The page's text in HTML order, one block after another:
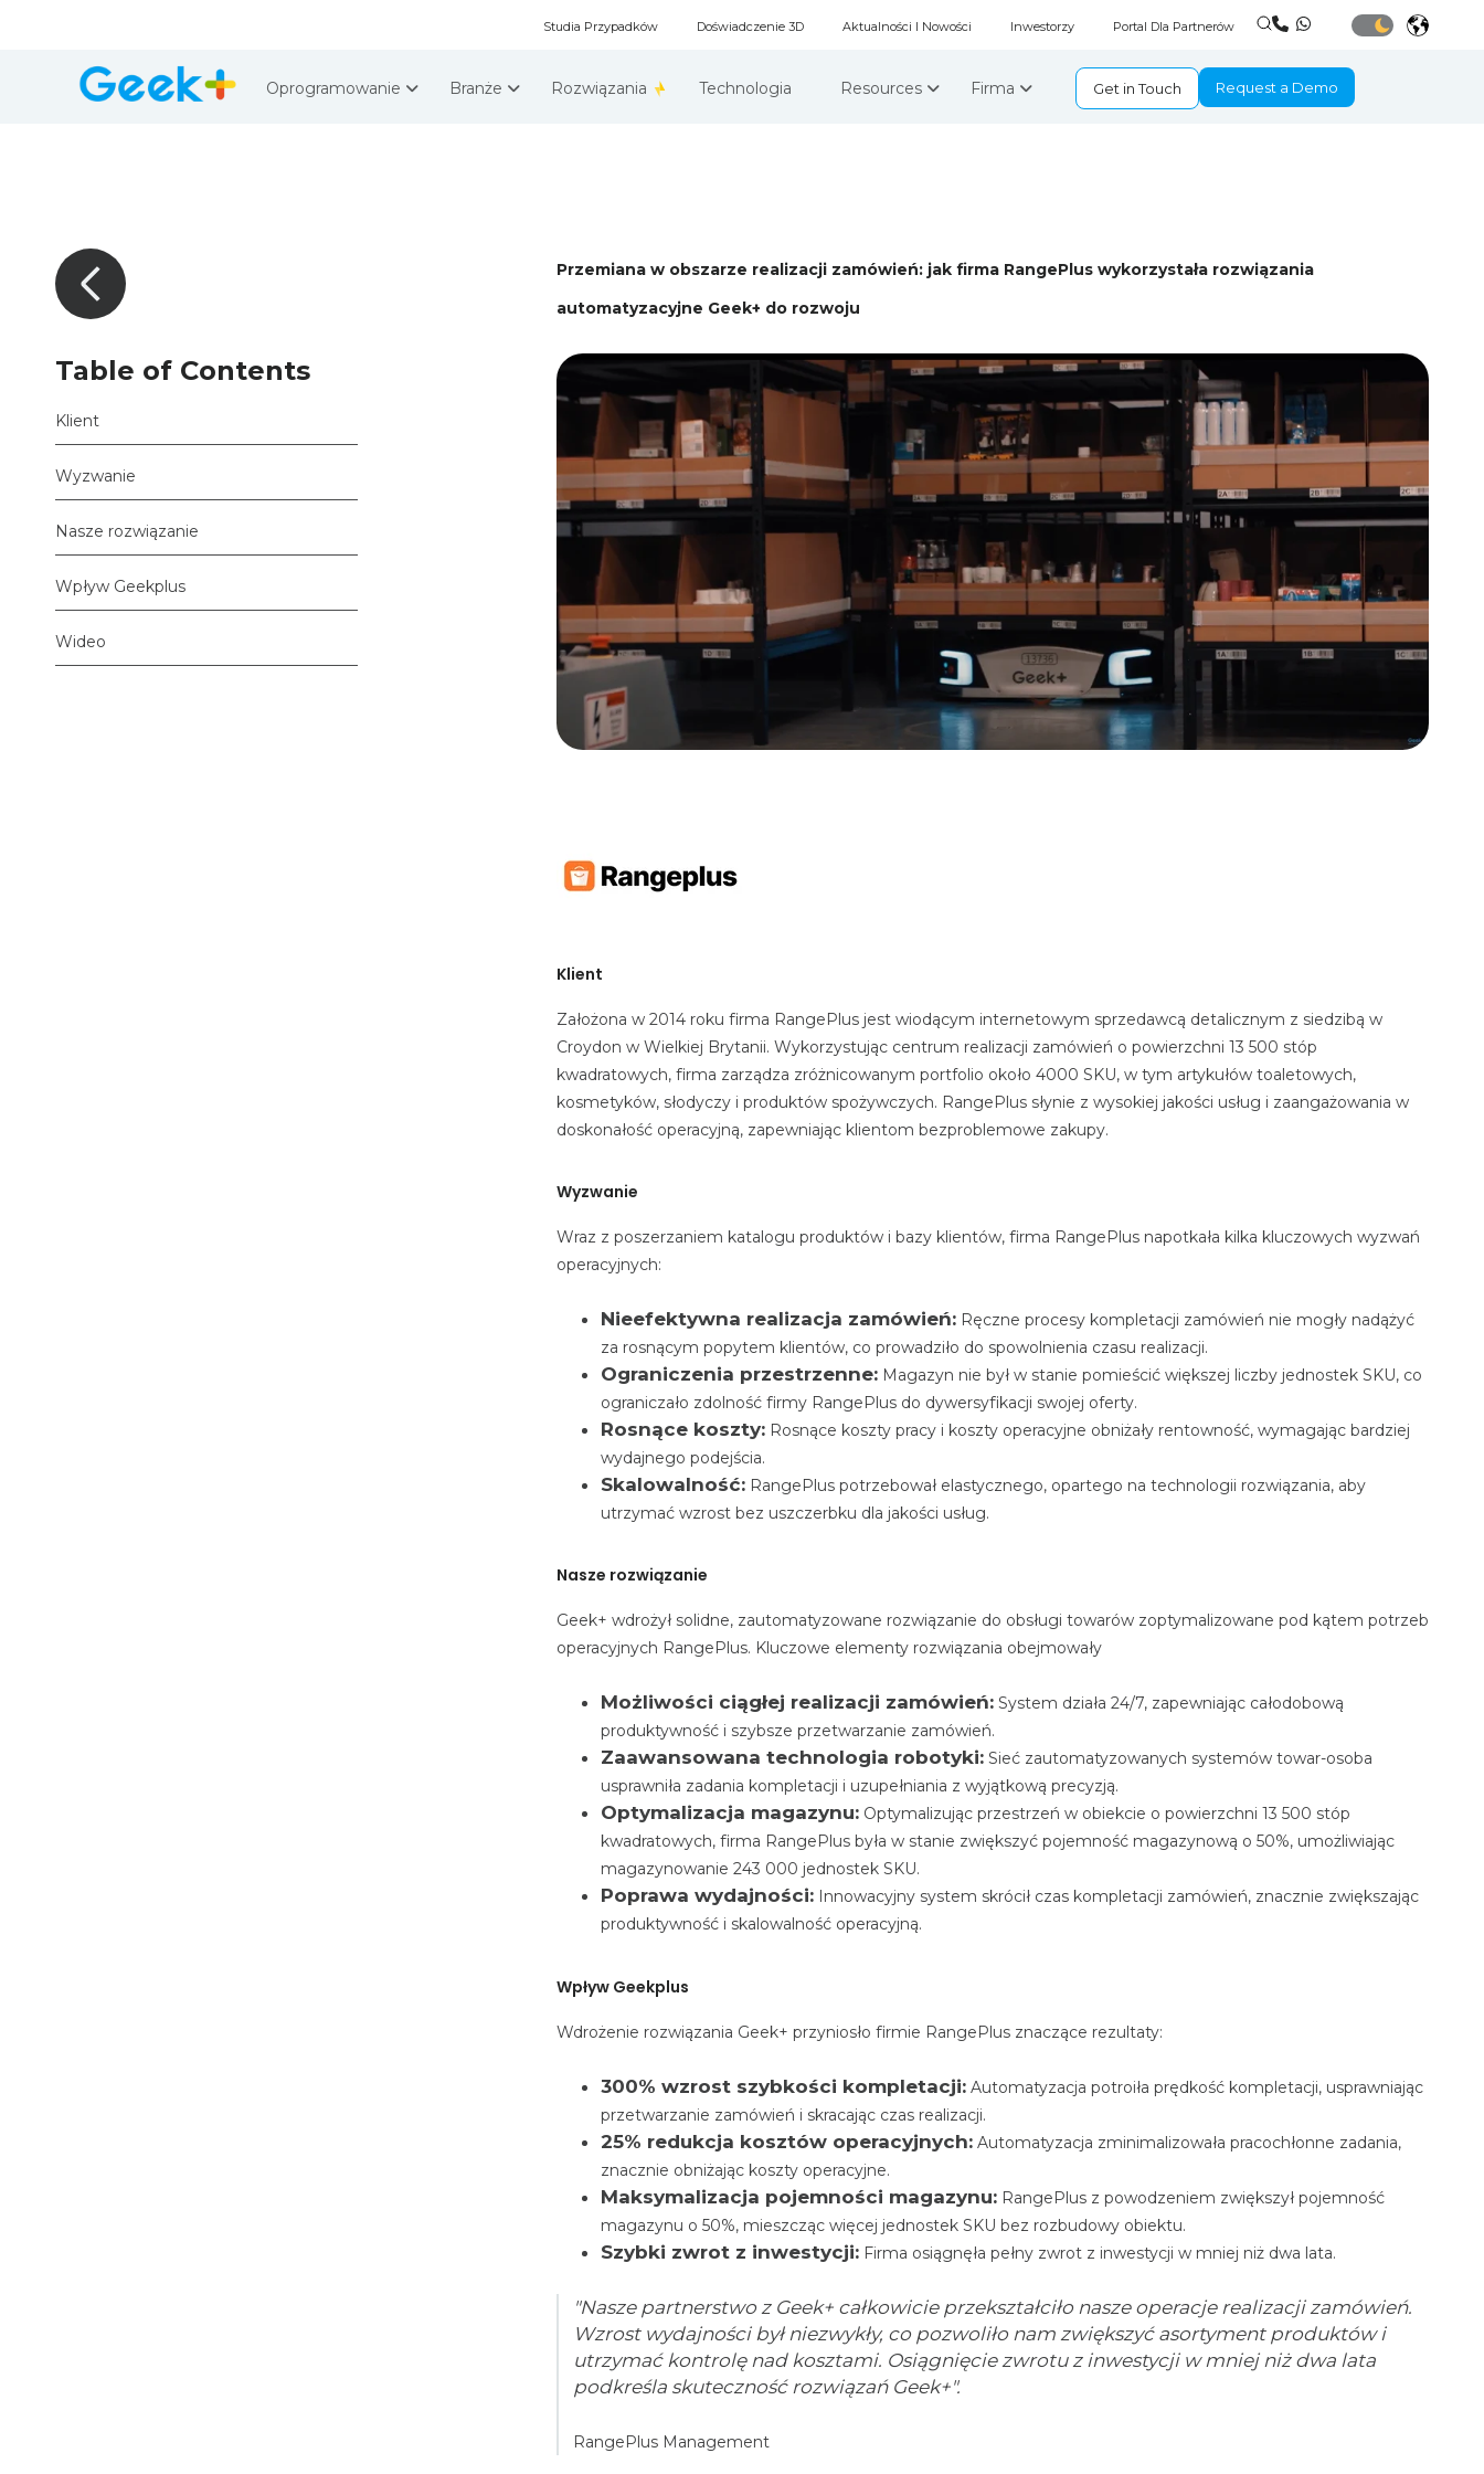
Studia Przypadków Doświadczenie 3D Aktualności I Nowości Inwestorzy Portal Dla Partnerów
Oprogramowanie Branże Rozwiązania Technologia Resources Firma Get in Touch Request a Demo
Table of Contents
Klient
Wyzwanie
Nasze rozwiązanie
Wpływ Geekplus
Wideo
Przemiana w obszarze realizacji zamówień: jak firma RangePlus wykorzystała rozwiązania
automatyzacyjne Geek+ do rozwoju
Klient
Założona w 2014 roku firma RangePlus jest wiodącym internetowym sprzedawcą detalicznym z siedzibą w
Croydon w Wielkiej Brytanii. Wykorzystując centrum realizacji zamówień o powierzchni 13 500 stóp
kwadratowych, firma zarządza zróżnicowanym portfolio około 4000 SKU, w tym artykułów toaletowych,
kosmetyków, słodyczy i produktów spożywczych. RangePlus słynie z wysokiej jakości usług i zaangażowania w
doskonałość operacyjną, zapewniając klientom bezproblemowe zakupy.
Wyzwanie
Wraz z poszerzaniem katalogu produktów i bazy klientów, firma RangePlus napotkała kilka kluczowych wyzwań
operacyjnych:
Nieefektywna realizacja zamówień: Ręczne procesy kompletacji zamówień nie mogły nadążyć
za rosnącym popytem klientów, co prowadziło do spowolnienia czasu realizacji.
Ograniczenia przestrzenne: Magazyn nie był w stanie pomieścić większej liczby jednostek SKU, co
ograniczało zdolność firmy RangePlus do dywersyfikacji swojej oferty.
Rosnące koszty: Rosnące koszty pracy i koszty operacyjne obniżały rentowność, wymagając bardziej
wydajnego podejścia.
Skalowalność: RangePlus potrzebował elastycznego, opartego na technologii rozwiązania, aby
utrzymać wzrost bez uszczerbku dla jakości usług.
Nasze rozwiązanie
Geek+ wdrożył solidne, zautomatyzowane rozwiązanie do obsługi towarów zoptymalizowane pod kątem potrzeb
operacyjnych RangePlus. Kluczowe elementy rozwiązania obejmowały
Możliwości ciągłej realizacji zamówień: System działa 24/7, zapewniając całodobową
produktywność i szybsze przetwarzanie zamówień.
Zaawansowana technologia robotyki: Sieć zautomatyzowanych systemów towar-osoba
usprawniła zadania kompletacji i uzupełniania z wyjątkową precyzją.
Optymalizacja magazynu: Optymalizując przestrzeń w obiekcie o powierzchni 13 500 stóp
kwadratowych, firma RangePlus była w stanie zwiększyć pojemność magazynową o 50%, umożliwiając
magazynowanie 243 000 jednostek SKU.
Poprawa wydajności: Innowacyjny system skrócił czas kompletacji zamówień, znacznie zwiększając
produktywność i skalowalność operacyjną.
Wpływ Geekplus
Wdrożenie rozwiązania Geek+ przyniosło firmie RangePlus znaczące rezultaty:
300% wzrost szybkości kompletacji: Automatyzacja potroiła prędkość kompletacji, usprawniając
przetwarzanie zamówień i skracając czas realizacji.
25% redukcja kosztów operacyjnych: Automatyzacja zminimalizowała pracochłonne zadania,
znacznie obniżając koszty operacyjne.
Maksymalizacja pojemności magazynu: RangePlus z powodzeniem zwiększył pojemność
magazynu o 50%, mieszcząc więcej jednostek SKU bez rozbudowy obiektu.
Szybki zwrot z inwestycji: Firma osiągnęła pełny zwrot z inwestycji w mniej niż dwa lata.
"Nasze partnerstwo z Geek+ całkowicie przekształciło nasze operacje realizacji zamówień.
Wzrost wydajności był niezwykły, co pozwoliło nam zwiększyć asortyment produktów i
utrzymać kontrolę nad kosztami. Osiągnięcie zwrotu z inwestycji w mniej niż dwa lata
podkreśla skuteczność rozwiązań Geek+".
RangePlus Management